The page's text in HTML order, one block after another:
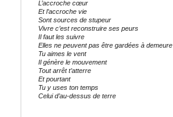
L’accroche cœur
Et l’accroche vie
Sont sources de stupeur
Vivre c’est reconstruire ses peurs
Il faut les suivre
Elles ne peuvent pas être gardées à demeure
Tu aimes le vent
Il génère le mouvement
Tout arrêt t’atterre
Et pourtant
Tu y uses ton temps
Celui d’au-dessus de terre